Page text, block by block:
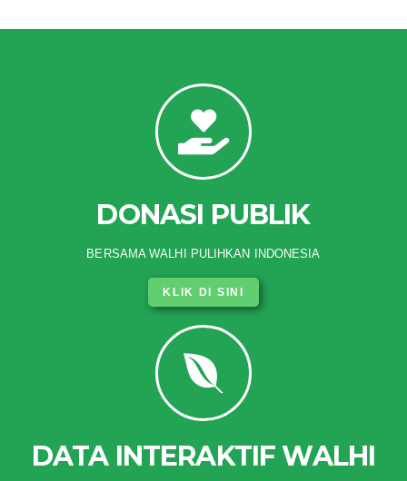
DONASI PUBLIK
BERSAMA WALHI PULIHKAN INDONESIA
KLIK DI SINI
DATA INTERAKTIF WALHI